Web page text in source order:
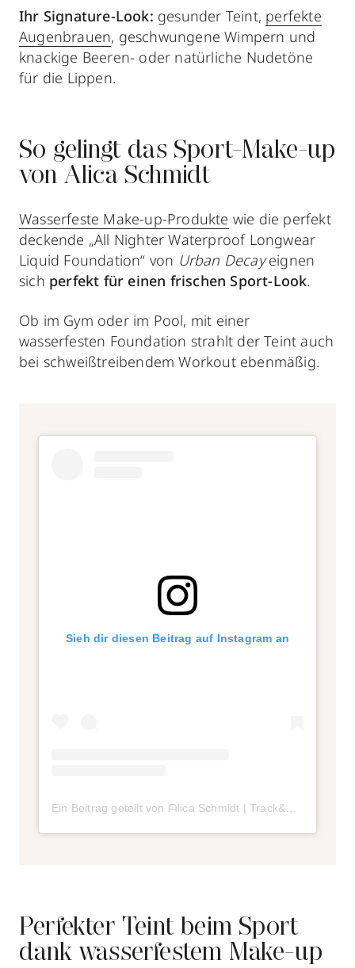
Ihr Signature-Look: gesunder Teint, perfekte
Augenbrauen, geschwungene Wimpern und
knackige Beeren- oder natürliche Nudetöne
für die Lippen.
So gelingt das Sport-Make-up
von Alica Schmidt
Wasserfeste Make-up-Produkte wie die perfekt
deckende „All Nighter Waterproof Longwear
Liquid Foundation“ von Urban Decayeignen
sich perfekt für einen frischen Sport-Look.
Ob im Gym oder im Pool, mit einer
wasserfesten Foundation strahlt der Teint auch
bei schweißtreibendem Workout ebenmäßig.
Sieh dir diesen Beitrag auf Instagram an
Ein Beitrag geteilt von ᗩlica Ѕchmidt | Track&Field (@alicasmd)
Perfekter Teint beim Sport
dank wasserfestem Make-up